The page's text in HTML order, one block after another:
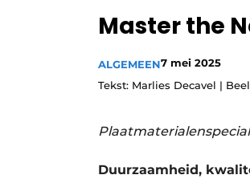
Master the
ALGEMEEN7 mei 2025
Tekst: Marlies Decavel |
Duurzaamheid,